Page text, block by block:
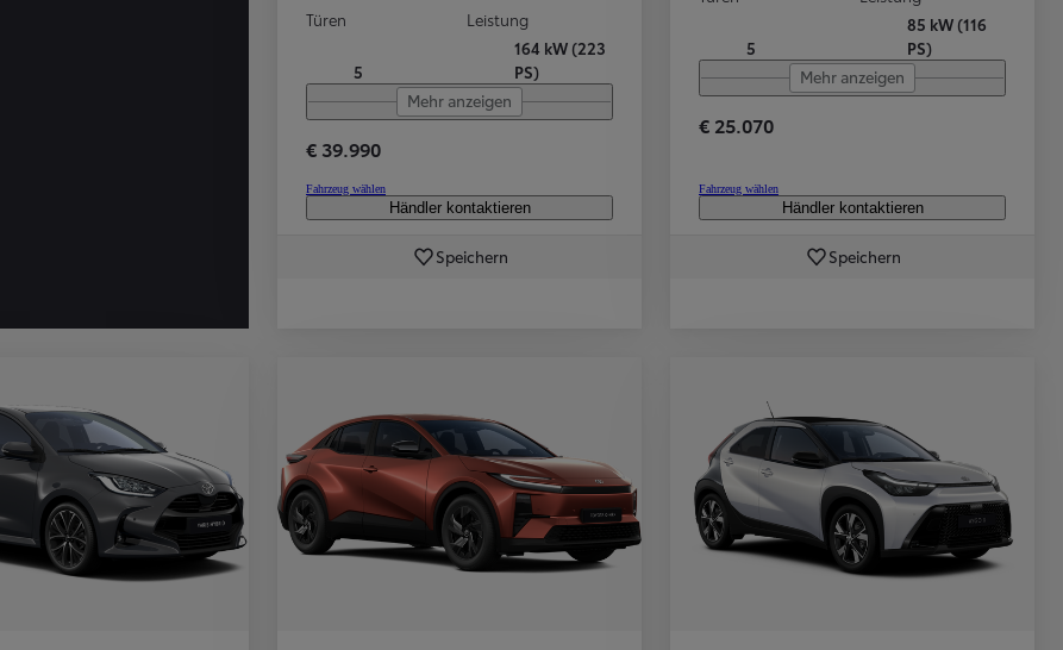
Türen
5
Leistung
164 kW (223
PS)
Mehr anzeigen
€ 39.990
Fahrzeug wählen
Händler kontaktieren
Speichern
5
85 kW (116
PS)
Mehr anzeigen
€ 25.070
Fahrzeug wählen
Händler kontaktieren
Speichern